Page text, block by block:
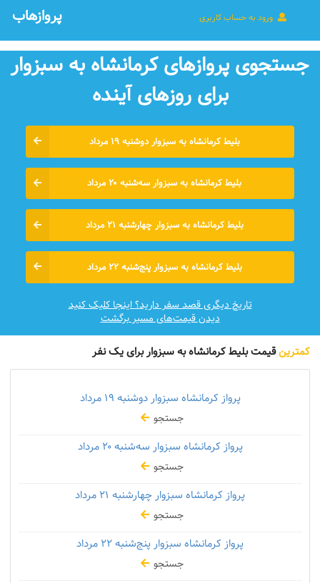
ورود به حساب کاربری پروازهاب
جستجوی پروازهای کرمانشاه به سبزوار
برای روزهای آينده
بلیط کرمانشاه به سبزوار دوشنبه ۱۹ مرداد
بلیط کرمانشاه به سبزوار سه‌شنبه ۲۰ مرداد
بلیط کرمانشاه به سبزوار چهارشنبه ۲۱ مرداد
بلیط کرمانشاه به سبزوار پنج‌شنبه ۲۲ مرداد
تاریخ دیگری قصد سفر دارید؟ اینجا کلیک کنید
دیدن قیمت‌های مسیر برگشت
کمترینقیمت بلیط کرمانشاه به سبزوار برای یک نفر
پرواز کرمانشاه سبزوار دوشنبه
جستجو
پرواز کرمانشاه سبزوار سه‌شنبه۲۰ مرداد
جستجو
پرواز کرمانشاه سبزوار چهارشنبه
جستجو
پرواز کرمانشاه سبزوار پنج‌شنبه
جستجو